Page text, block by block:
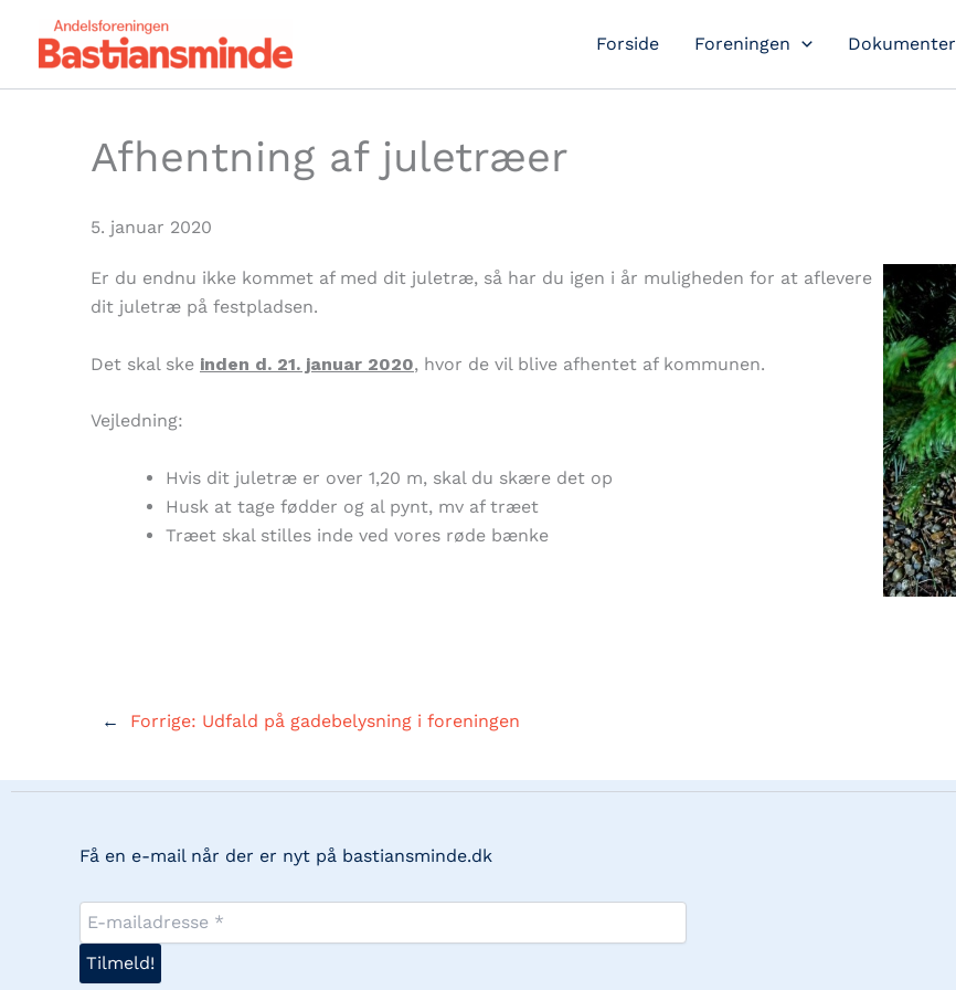
indholdet
Forside Foreningen Dokumenter
Afhentning af juletræer
5. januar 2020
Er du endnu ikke kommet af med dit juletræ, så har du igen i år muligheden for at aflevere
dit juletræ på festpladsen.
Det skal ske inden d. 21. januar 2020, hvor de vil blive afhentet af kommunen.
Vejledning:
Hvis dit juletræ er over 1,20 m, skal du skære det op
Husk at tage fødder og al pynt, mv af træet
Træet skal stilles inde ved vores røde bænke
← Forrige: Udfald på gadebelysning i foreningen
Få en e-mail når der er nyt på bastiansminde.dk